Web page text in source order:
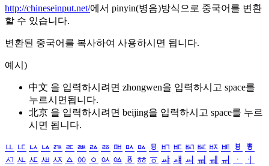
http://chineseinput.net/에서 pinyin(병음)방식으로 중국어를 변환
할 수 있습니다.
변환된 중국어를 복사하여 사용하시면 됩니다.
예시)
中文 을 입력하시려면 zhongwen을 입력하시고 space를
누르시면됩니다.
北京 을 입력하시려면 beijing을 입력하시고 space를 누르
시면 됩니다.
ㅥ ㅦ ㅧ ㅨ ㅩ ㅪ ㅫ ㅬ ㅭ ㅮ ㅯ ㅰ ㅱ ㅲ ㅳ ㅴ ㅵ ㅶ ㅷ ㅸ
ㅹ
ㅺ ㅻ ㅼ ㅽ ㅾ ㅿ ㆀ ㆁ ㆂ ㆃ ㆄ ㆅ ㆆ ㆇ ㆈ ㆉ ㆊ ㆋ ㆌ ㆍ
ㆎ